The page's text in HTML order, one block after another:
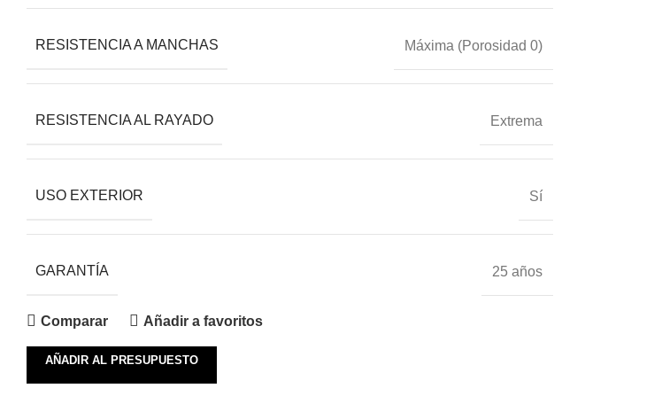
RESISTENCIA A MANCHAS Máxima (Porosidad 0)
RESISTENCIA AL RAYADO Extrema
USO EXTERIOR Sí
GARANTÍA 25 años
Comparar Añadir a favoritos
AÑADIR AL PRESUPUESTO